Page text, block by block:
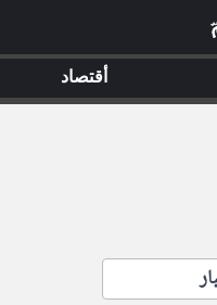
أقتصاد